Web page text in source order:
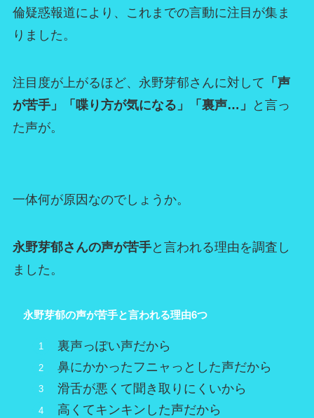
倫疑惑報道により、これまでの言動に注目が集ま
りました。
注目度が上がるほど、永野芽郁さんに対して 「声
が苦手」「喋り方が気になる」「裏声…」
と言っ
た声が。
一体何が原因なのでしょうか。
永野芽郁さんの声が苦手と言われる理由を調査し
ました。
永野芽郁の声が苦手と言われる理由6つ
裏声っぽい声だから
鼻にかかったフニャっとした声だから
滑舌が悪くて聞き取りにくいから
高くてキンキンした声だから